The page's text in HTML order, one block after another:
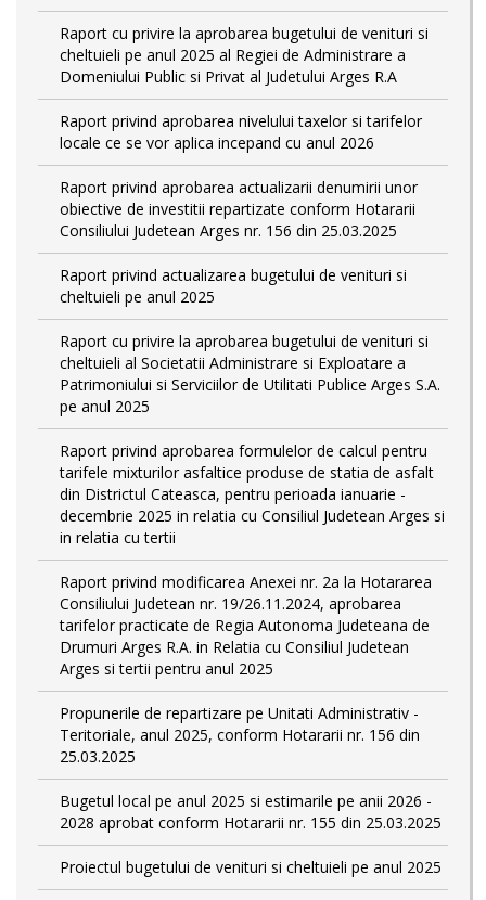
Raport cu privire la aprobarea bugetului de venituri si
cheltuieli pe anul 2025 al Regiei de Administrare a
Domeniului Public si Privat al Judetului Arges R.A
Raport privind aprobarea nivelului taxelor si tarifelor
locale ce se vor aplica incepand cu anul 2026
Raport privind aprobarea actualizarii denumirii unor
obiective de investitii repartizate conform Hotararii
Consiliului Judetean Arges nr. 156 din 25.03.2025
Raport privind actualizarea bugetului de venituri si
cheltuieli pe anul 2025
Raport cu privire la aprobarea bugetului de venituri si
cheltuieli al Societatii Administrare si Exploatare a
Patrimoniului si Serviciilor de Utilitati Publice Arges S.A.
pe anul 2025
Raport privind aprobarea formulelor de calcul pentru
tarifele mixturilor asfaltice produse de statia de asfalt
din Districtul Cateasca, pentru perioada ianuarie -
decembrie 2025 in relatia cu Consiliul Judetean Arges si
in relatia cu tertii
Raport privind modificarea Anexei nr. 2a la Hotararea
Consiliului Judetean nr. 19/26.11.2024, aprobarea
tarifelor practicate de Regia Autonoma Judeteana de
Drumuri Arges R.A. in Relatia cu Consiliul Judetean
Arges si tertii pentru anul 2025
Propunerile de repartizare pe Unitati Administrativ -
Teritoriale, anul 2025, conform Hotararii nr. 156 din
25.03.2025
Bugetul local pe anul 2025 si estimarile pe anii 2026 -
2028 aprobat conform Hotararii nr. 155 din 25.03.2025
Proiectul bugetului de venituri si cheltuieli pe anul 2025